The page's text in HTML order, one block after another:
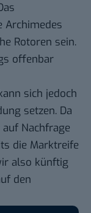
Archimedes
Rotoren sein.
offenbar
sich jedoch
setzen. Da
Nachfrage
die Marktreife
also künftig
den